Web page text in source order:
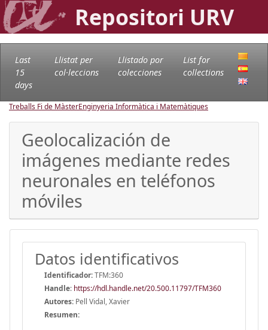
Repositori URV
Last
15
days
Llistat per
col·leccions
Llistado por
colecciones
List for
collections
Treballs Fi de MàsterEnginyeria Informàtica i Matemàtiques
Geolocalización de
imágenes mediante redes
neuronales en teléfonos
móviles
Datos identificativos
Identificador:TFM:360
Handle: https://hdl.handle.net/20.500.11797/TFM360
Autores: Pell Vidal, Xavier
Resumen: